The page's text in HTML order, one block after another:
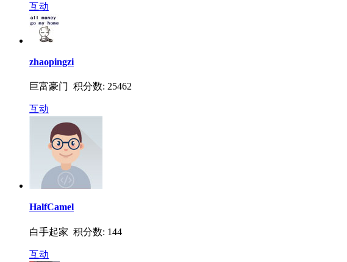
互动
zhaopingzi
巨富豪门 积分数: 25462
互动
HalfCamel
白手起家 积分数: 144
互动